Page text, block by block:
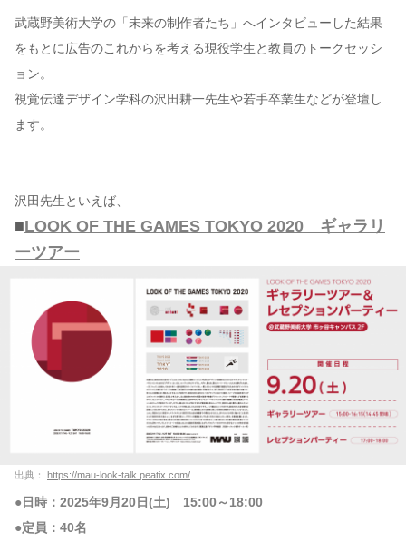
武蔵野美術大学の「未来の制作者たち」へインタビューした結果
をもとに広告のこれからを考える現役学生と教員のトークセッシ
ョン。
視覚伝達デザイン学科の沢田耕一先生や若手卒業生などが登壇し
ます。
沢田先生といえば、
■LOOK OF THE GAMES TOKYO 2020 ギャラリ
ーツアー
出典： https://mau-look-talk.peatix.com/
●日時：2025年9月20日(土) 15:00～18:00
●定員：40名